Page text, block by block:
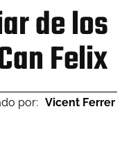
de los
Felix
por: Vicent Ferrer